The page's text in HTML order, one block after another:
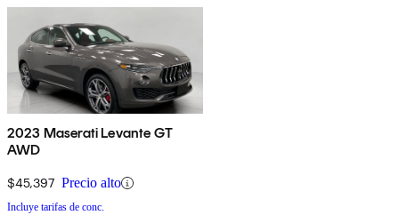
2023 Maserati Levante GT
AWD
$45,397 Precio alto
Incluye tarifas de conc.